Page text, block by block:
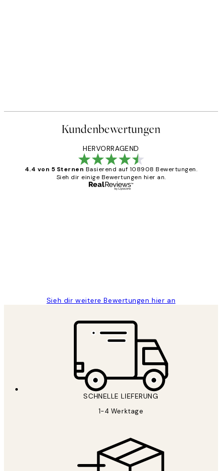
Kundenbewertungen
HERVORRAGEND
4.4 von 5 Sternen Basierend auf 108908 Bewertungen.
Sieh dir einige Bewertungen hier an.
Sieh dir weitere Bewertungen hier an
SCHNELLE LIEFERUNG
1-4 Werktage